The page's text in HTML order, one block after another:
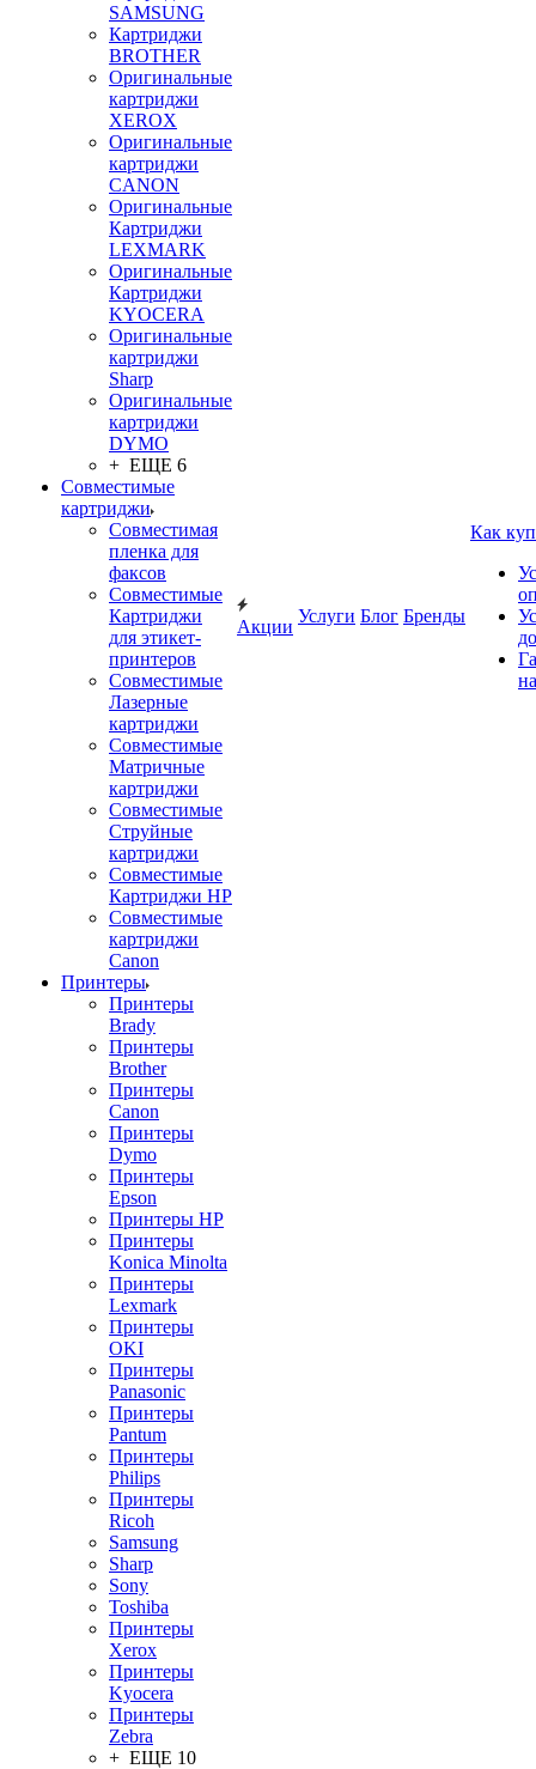
SAMSUNG
Картриджи
BROTHER
Оригинальные
картриджи
XEROX
Оригинальные
картриджи
CANON
Оригинальные
Картриджи
LEXMARK
Оригинальные
Картриджи
KYOCERA
Оригинальные
картриджи
Sharp
Оригинальные
картриджи
DYMO
+ ЕЩЕ 6
Совместимые
картриджи
Совместимая
пленка для
факсов
Совместимые
Картриджи
для этикет-
принтеров
Совместимые
Лазерные
картриджи
Совместимые
Матричные
картриджи
Совместимые
Струйные
картриджи
Совместимые
Картриджи HP
Совместимые
картриджи
Canon
Принтеры
Принтеры
Brady
Принтеры
Brother
Принтеры
Canon
Принтеры
Dymo
Принтеры
Epson
Принтеры HP
Принтеры
Konica Minolta
Принтеры
Lexmark
Принтеры
OKI
Принтеры
Panasonic
Принтеры
Pantum
Принтеры
Philips
Принтеры
Ricoh
Samsung
Sharp
Sony
Toshiba
Принтеры
Xerox
Принтеры
Kyocera
Принтеры
Zebra
+ ЕЩЕ 10
Акции
Услуги Блог Бренды
Как